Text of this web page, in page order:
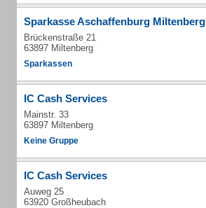
Sparkasse Aschaffenburg Miltenberg
Brückenstraße 21
63897 Miltenberg
Sparkassen
IC Cash Services
Mainstr. 33
63897 Miltenberg
Keine Gruppe
IC Cash Services
Auweg 25
63920 Großheubach